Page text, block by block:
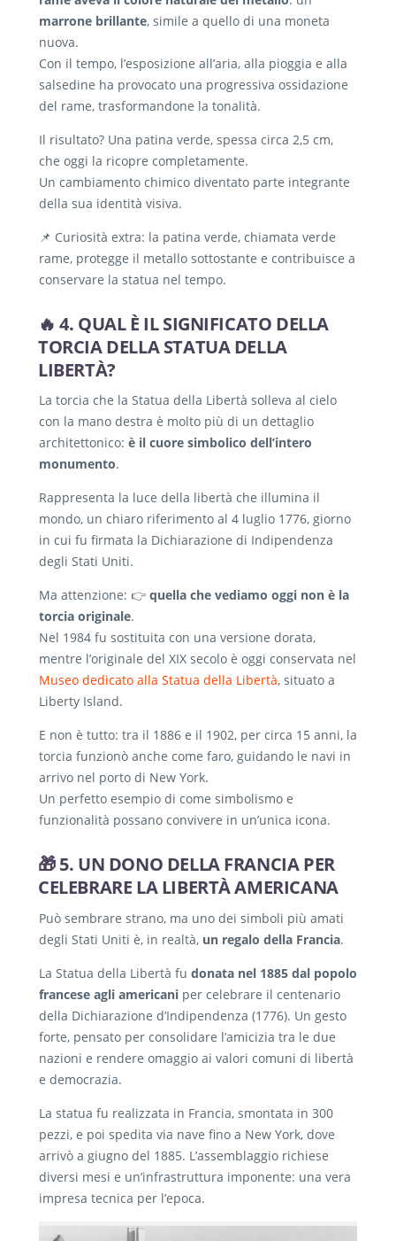
marrone brillante, simile a quello di una moneta
nuova.
Con il tempo, l’esposizione all’aria, alla pioggia e alla
salsedine ha provocato una progressiva ossidazione
del rame, trasformandone la tonalità.
Il risultato? Una patina verde, spessa circa 2,5 cm,
che oggi la ricopre completamente.
Un cambiamento chimico diventato parte integrante
della sua identità visiva.
📌 Curiosità extra: la patina verde, chiamata verde
rame, protegge il metallo sottostante e contribuisce a
conservare la statua nel tempo.
🔥 4. QUAL È IL SIGNIFICATO DELLA
TORCIA DELLA STATUA DELLA
LIBERTÀ?
La torcia che la Statua della Libertà solleva al cielo
con la mano destra è molto più di un dettaglio
architettonico: è il cuore simbolico dell’intero
monumento.
Rappresenta la luce della libertà che illumina il
mondo, un chiaro riferimento al 4 luglio 1776, giorno
in cui fu firmata la Dichiarazione di Indipendenza
degli Stati Uniti.
Ma attenzione: 👉 quella che vediamo oggi non è la
torcia originale.
Nel 1984 fu sostituita con una versione dorata,
mentre l’originale del XIX secolo è oggi conservata nel
Museo dedicato alla Statua della Libertà, situato a
Liberty Island.
E non è tutto: tra il 1886 e il 1902, per circa 15 anni, la
torcia funzionò anche come faro, guidando le navi in
arrivo nel porto di New York.
Un perfetto esempio di come simbolismo e
funzionalità possano convivere in un’unica icona.
🎁 5. UN DONO DELLA FRANCIA PER
CELEBRARE LA LIBERTÀ AMERICANA
Può sembrare strano, ma uno dei simboli più amati
degli Stati Uniti è, in realtà, un regalo della Francia.
La Statua della Libertà fu donata nel 1885 dal popolo
francese agli americani per celebrare il centenario
della Dichiarazione d’Indipendenza (1776). Un gesto
forte, pensato per consolidare l’amicizia tra le due
nazioni e rendere omaggio ai valori comuni di libertà
e democrazia.
La statua fu realizzata in Francia, smontata in 300
pezzi, e poi spedita via nave fino a New York, dove
arrivò a giugno del 1885. L’assemblaggio richiese
diversi mesi e un’infrastruttura imponente: una vera
impresa tecnica per l’epoca.